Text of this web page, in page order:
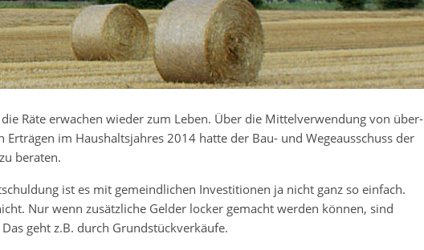
Räte erwachen wieder zum Leben. Über die Mittelverwendung von über-
im Haushaltsjahres 2014 hatte der Bau- und Wegeausschuss der
beraten.
ist es mit gemeindlichen Investitionen ja nicht ganz so einfach.
Nur wenn zusätzliche Gelder locker gemacht werden können, sind
geht z.B. durch Grundstückverkäufe.